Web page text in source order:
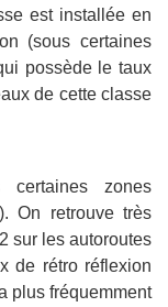
est installée en
(sous certaines
possède le taux
de cette classe
zones
On retrouve très
sur les autoroutes
de rétro réflexion
plus fréquemment